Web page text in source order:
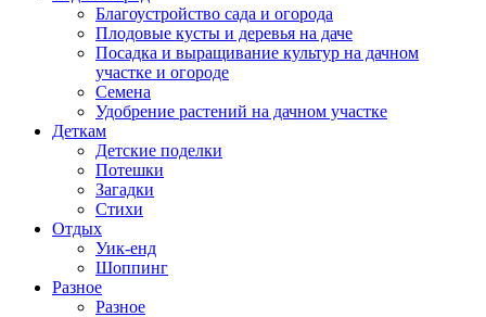
Благоустройство сада и огорода
Плодовые кусты и деревья на даче
Посадка и выращивание культур на дачном
участке и огороде
Семена
Удобрение растений на дачном участке
Деткам
Детские поделки
Потешки
Загадки
Стихи
Отдых
Уик-енд
Шоппинг
Разное
Разное